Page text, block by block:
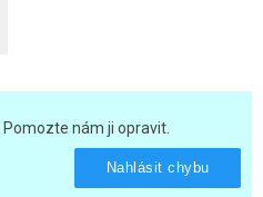
Pomozte nám ji opravit.
Nahlásit chybu